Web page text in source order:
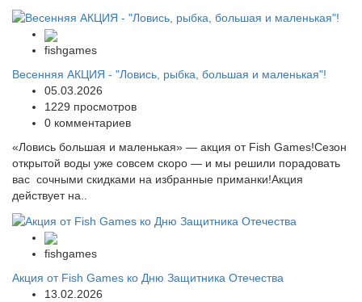
fishgames
Весенняя АКЦИЯ - "Ловись, рыбка, большая и маленькая"!
05.03.2026
1229 просмотров
0 комментариев
«Ловись большая и маленькая» — акция от Fish Games!Сезон
открытой воды уже совсем скоро — и мы решили порадовать
вас сочными скидками на избранные приманки!Акция
действует на..
fishgames
Акция от Fish Games ко Дню Защитника Отечества
13.02.2026